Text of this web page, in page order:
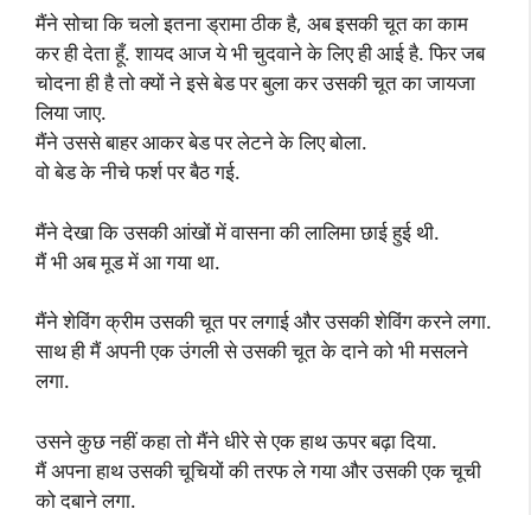
मैंने सोचा कि चलो इतना ड्रामा ठीक है, अब इसकी चूत का काम
कर ही देता हूँ. शायद आज ये भी चुदवाने के लिए ही आई है. फिर जब
चोदना ही है तो क्यों ने इसे बेड पर बुला कर उसकी चूत का जायजा
लिया जाए.
मैंने उससे बाहर आकर बेड पर लेटने के लिए बोला.
वो बेड के नीचे फर्श पर बैठ गई.
मैंने देखा कि उसकी आंखों में वासना की लालिमा छाई हुई थी.
मैं भी अब मूड में आ गया था.
मैंने शेविंग क्रीम उसकी चूत पर लगाई और उसकी शेविंग करने लगा.
साथ ही मैं अपनी एक उंगली से उसकी चूत के दाने को भी मसलने
लगा.
उसने कुछ नहीं कहा तो मैंने धीरे से एक हाथ ऊपर बढ़ा दिया.
मैं अपना हाथ उसकी चूचियों की तरफ ले गया और उसकी एक चूची
को दबाने लगा.